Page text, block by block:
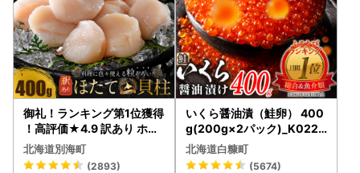
御礼！ランキング第1位獲得
！高評価★4.9 訳あり ホタ
テ 400g（ほたて 帆立 貝柱
冷凍 ）
北海道別海町
(2893)
いくら醤油漬（鮭卵） 400
g(200g×2パック)_K022-
1676
北海道白糠町
(5674)